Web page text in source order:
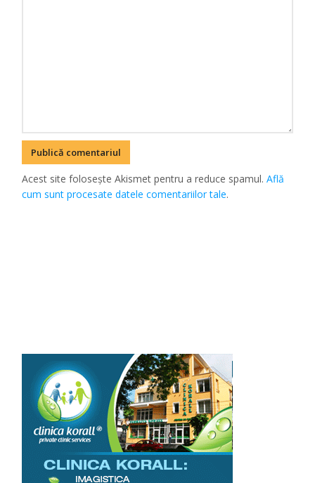
Acest site folosește Akismet pentru a reduce spamul.Află
cum sunt procesate datele comentariilor tale.